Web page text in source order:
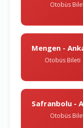
Otobüs
Mengen -
Otobüs Bileti
Safranbolu -
Otobüs